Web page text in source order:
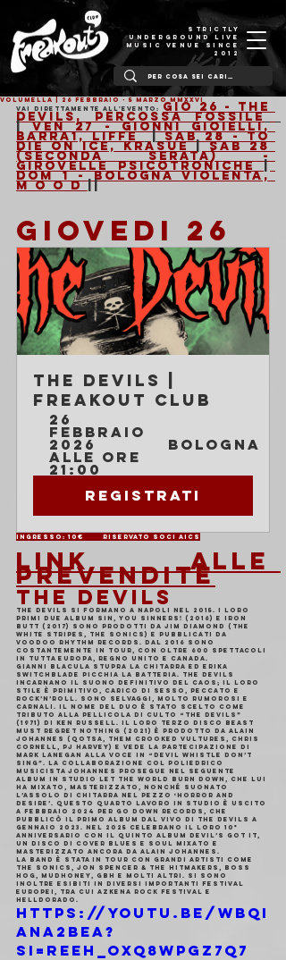
STRICTLY
UNDERGROUND LIVE
MUSIC VENUE SINCE
2012
VOLUMELLA | 26 Febbraio - 5 Marzo MMXXVI
Vai direttamente all'evento: Gio 26 - The
Devils, Percossa Fossile
| Ven 27 - Gionni Gioielli,
Barra1, Liffe | Sab 28 - To
Die On Ice, Krasue | Sab 28
(Seconda Serata) -
Girovelle Psicotroniche |
Dom 1 - Bologna Violenta,
M o o d ||
GIOVEDI 26
The Devils |
Freakout Club
26
febbraio
2026
alle ore
21:00
Bologna
Registrati
Ingresso: 10€       Riservato soci AICS
LINK ALLE
PREVENDITE
THE DEVILS
THE DEVILS si formano a Napoli nel 2015. I loro
primi due album Sin, You Sinners! (2016) e Iron
Butt (2017) sono prodotti da Jim Diamond (The
White Stripes, The Sonics) e pubblicati da
Voodoo Rhythm Records. Dal 2016 sono
costantemente in tour, con oltre 600 spettacoli
in tutta Europa, Regno Unito e Canada.
Gianni Blacula stupra la chitarra ed Erika
Switchblade picchia la batteria. The Devils
incarnano il suono definitivo del caos; il loro
stile è primitivo, carico di sesso, peccato e
Rock’n’Roll. Sono selvaggi, molto rumorosi e
carnali. Il nome del duo è stato scelto come
tributo alla pellicola di culto “The Devils”
(1971) di Ken Russell. Il loro terzo disco Beast
Must Regret Nothing (2021) è prodotto da Alain
Johannes (QOTSA, Them Crooked Vultures, Chris
Cornell, PJ Harvey) e vede la partecipazione di
Mark Lanegan alla voce in “Devil Whistle Don’t
Sing”. La collaborazione col poliedrico
musicista Johannes prosegue nel seguente
album in studio Let The World Burn Down, che lui
ha mixato, masterizzato, nonché suonato
l’assolo di chitarra nel pezzo ‘Horror and
Desire’. Questo quarto lavoro in studio è uscito
a febbraio 2024 per Go Down Records, che
pubblicò il primo album dal vivo di The Devils a
gennaio 2023. Nel 2025 celebrano il loro 10°
anniversario con il quinto album Devil’s Got It,
un disco di cover blues e soul mixato e
masterizzato ancora da Alain Johannes.
La band è stata in tour con grandi artisti come
The Sonics, Jon Spencer & The Hitmakers, Boss
Hog, Mudhoney, GBH e molti altri. Si sono
inoltre esibiti in diversi importanti festival
europei, tra cui Azkena Rock Festival e
Helldorado.
https://youtu.be/WBqi
ana2bEA?
si=rEeh_OXq8wPgZ7q7